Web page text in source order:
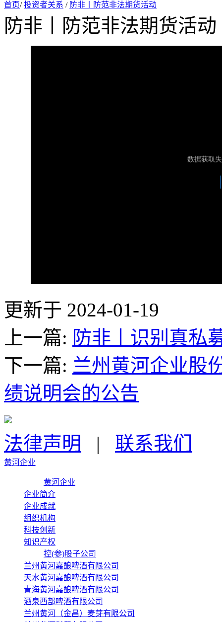
首页/ 投资者关系 / 防非丨防范非法期货活动
防非丨防范非法期货活动
更新于 2024-01-19
上一篇: 防非丨识别真私
下一篇: 兰州黄河企业股
绩说明会的公告
法律声明 | 联系我们
黄河企业
黄河企业
企业简介
企业成就
组织机构
科技创新
知识产权
控(参)股子公司
兰州黄河嘉酿啤酒有限公司
天水黄河嘉酿啤酒有限公司
青海黄河嘉酿啤酒有限公司
酒泉西部啤酒有限公司
兰州黄河（金昌）麦芽有限公司